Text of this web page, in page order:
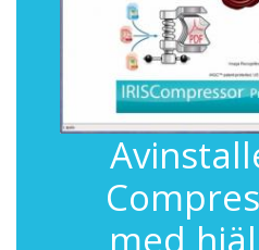
med